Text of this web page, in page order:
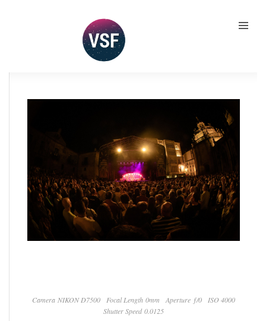
Camera NIKON D7500 Focal Length 0mm Aperture ƒ/0
ISO 4000
Shutter Speed 0.0125